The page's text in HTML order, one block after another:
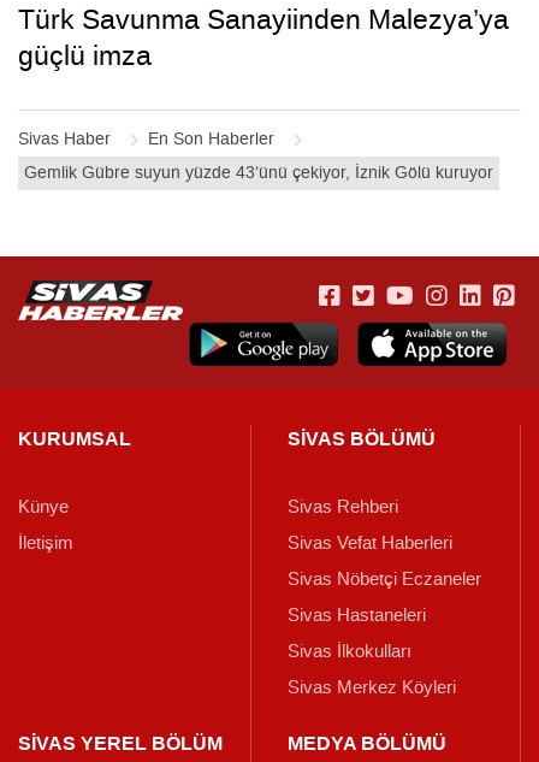
Sivas Haber
En Son Haberler
Gemlik Gübre suyun yüzde 43’ünü çekiyor, İznik Gölü kuruyor
Türk Savunma Sanayiinden Malezya’ya
güçlü imza
KURUMSAL
Künye
İletişim
SİVAS BÖLÜMÜ
Sivas Rehberi
Sivas Vefat Haberleri
Sivas Nöbetçi Eczaneler
Sivas Hastaneleri
Sivas İlkokulları
Sivas Merkez Köyleri
SİVAS YEREL BÖLÜM MEDYA BÖLÜMÜ